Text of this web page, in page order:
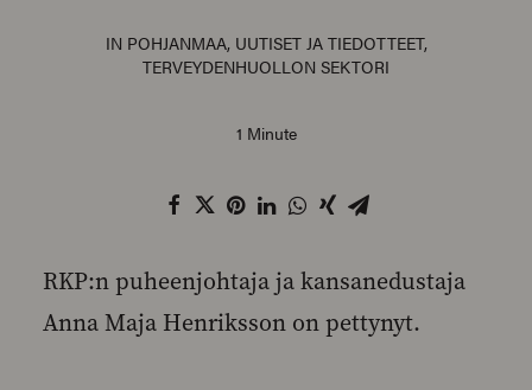
IN POHJANMAA, UUTISET JA TIEDOTTEET,
TERVEYDENHUOLLON SEKTORI
1 Minute
RKP:n puheenjohtaja ja kansanedustaja
Anna Maja Henriksson on pettynyt.